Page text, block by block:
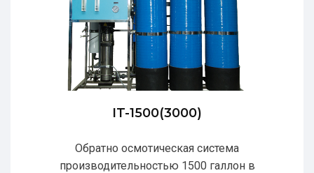
IT-1500(3000)
Обратно осмотическая система
производительностью 1500 галлон в